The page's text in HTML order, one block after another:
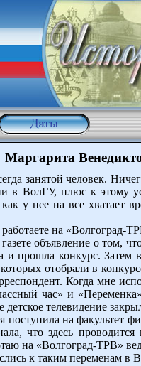
Маргарита
занятой человек.
в ВолГУ, плюс к этому
у нее на все хватает
на «Волгоград-
объявление о том,
прошла конкурс. Затем
отобрали в
Когда мне
час» и
детское телевидение
поступила на факультет
что здесь
на «Волгоград-ТРВ»
к таким переменам